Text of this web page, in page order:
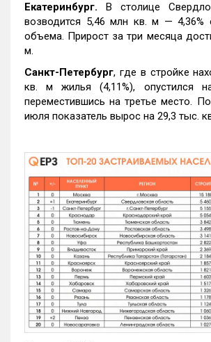
Екатеринбург. В столице
возводится 5,46 млн кв. м — 4,36%
объема. Прирост за три месяца
м.
Санкт-Петербург, где в стройке
кв. м жилья (4,11%), опустился
переместившись на третье место.
июля показатель вырос на 29,3 тыс.